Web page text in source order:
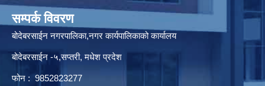
सम्पर्क विवरण
बोदेबरसाईन नगरपालिका,नगर कार्यपालिकाको कार्यालय
बोदेबरसाईन -५,सप्तरी, मधेश प्रदेश
फोन : 9852823277